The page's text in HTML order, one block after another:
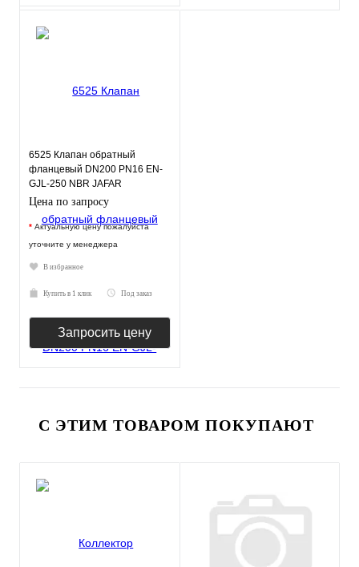
6525 Клапан обратный
фланцевый DN200 PN16 EN-
GJL-250 NBR JAFAR
Цена по запросу
* Актуальную цену пожалуйста
уточните у менеджера
В избранное
Купить в 1 клик Под заказ
Запросить цену
С ЭТИМ ТОВАРОМ ПОКУПАЮТ